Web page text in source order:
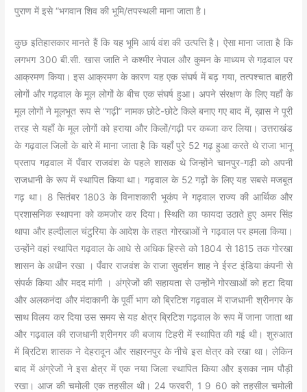
पुराण में इसे “भगवान शिव की भूमि/तपस्थली माना जाता है।
कुछ इतिहासकार मानते हैं कि यह भूमि आर्य वंश की उत्पत्ति है। ऐसा माना जाता है कि
लगभग 300 बी.सी. खास जाति ने कश्मीर नेपाल और कुमन के माध्यम से गढ़वाल पर
आक्रमण किया। इस आक्रमण के कारण यह एक संघर्ष में बढ़ गया, तत्पश्चात बाहरी
लोगों और गढ़वाल के मूल लोगों के बीच एक संघर्ष हुआ। अपने संरक्षण के लिए यहाँ के
मूल लोगों ने मूलभूत रूप से “गढ़ी” नामक छोटे-छोटे किले बनाए गए बाद में, ख़ास ने पूरी
तरह से यहाँ के मूल लोगों को हराया और किलों/गढ़ी पर कब्जा कर लिया। उत्तराखंड
के गढ़वाल जिलों के बारे में माना जाता है कि यहाँ पुरे 52 गढ़ हुआ करते थे राजा भानू
प्रताप गढ़वाल में पँवार राजवंश के पहले शासक थे जिन्होंने चानपुर-गढ़ी को अपनी
राजधानी के रूप में स्थापित किया था। गढ़वाल के 52 गढ़ों के लिए यह सबसे मजबूत
गढ़ था। 8 सितंबर 1803 के विनाशकारी भूकंप ने गढ़वाल राज्य की आर्थिक और
प्रशासनिक स्थापना को कमजोर कर दिया। स्थिति का फायदा उठाते हुए अमर सिंह
थापा और हल्दीलाल चंटुरिया के आदेश के तहत गोरखाओं ने गढ़वाल पर हमला किया।
उन्होंने वहां स्थापित गढ़वाल के आधे से अधिक हिस्से को 1804 से 1815 तक गोरखा
शासन के अधीन रखा । पँवार राजवंश के राजा सुदर्शन शाह ने ईस्ट इंडिया कंपनी से
संपर्क किया और मदद मांगी । अंग्रेजों की सहायता से उन्होंने गोरखाओं को हटा दिया
और अलकनंदा और मंदाकानी के पूर्वी भाग को ब्रिटिश गढ़वाल में राजधानी श्रीनगर के
साथ विलय कर दिया उस समय से यह क्षेत्र ब्रिटिश गढ़वाल के रूप में जाना जाता था
और गढ़वाल की राजधानी श्रीनगर की बजाय टिहरी में स्थापित की गई थी। शुरुआत
में ब्रिटिश शासक ने देहरादून और सहारनपुर के नीचे इस क्षेत्र को रखा था। लेकिन
बाद में अंग्रेजों ने इस क्षेत्र में एक नया जिला स्थापित किया और इसका नाम पौड़ी
रखा। आज की चमोली एक तहसील थी। 24 फरवरी, 1 9 60 को तहसील चमोली